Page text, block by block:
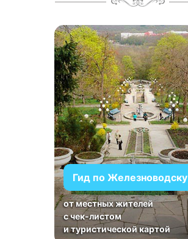
Гид по Железноводску
от местных жителей
с чек-листом
и туристической картой